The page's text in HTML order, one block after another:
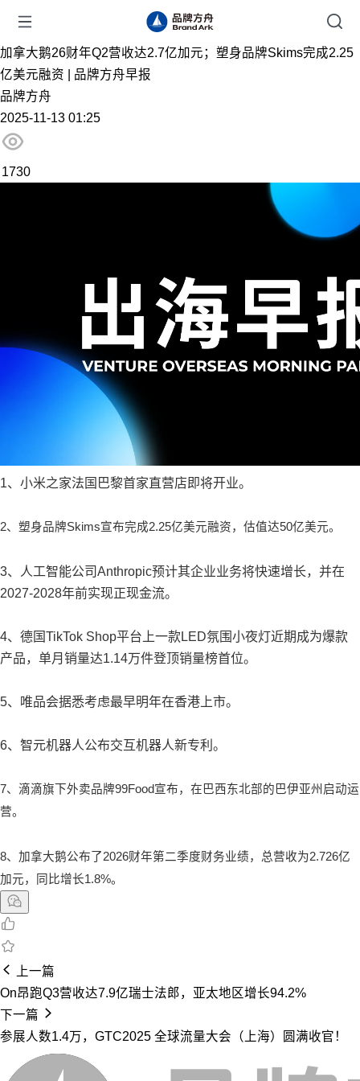
加拿大鹅26财年Q2营收达2.7亿加元；塑身品牌Skims完成2.25
亿美元融资 | 品牌方舟早报
品牌方舟
2025-11-13 01:25
1730
1、小米之家法国巴黎首家直营店即将开业。
2、塑身品牌Skims宣布完成2.25亿美元融资，估值达50亿美元。
3、人工智能公司Anthropic预计其企业业务将快速增长，并在
2027-2028年前实现正现金流。
4、德国TikTok Shop平台上一款LED氛围小夜灯近期成为爆款
产品，单月销量达1.14万件登顶销量榜首位。
5、唯品会据悉考虑最早明年在香港上市。
6、智元机器人公布交互机器人新专利。
7、滴滴旗下外卖品牌99Food宣布，在巴西东北部的巴伊亚州启动运
营。
8、加拿大鹅公布了2026财年第二季度财务业绩，总营收为2.726亿
加元，同比增长1.8%。
上一篇
On昂跑Q3营收达7.9亿瑞士法郎，亚太地区增长94.2%
下一篇
参展人数1.4万，GTC2025 全球流量大会（上海）圆满收官！